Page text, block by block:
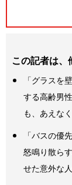
この記者は、
「グラスを
する高齢男
も、あえな
「バスの優
怒鳴り散ら
せた意外な